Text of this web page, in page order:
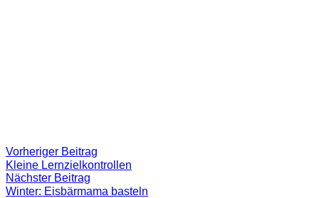
Beitragsnavigation
Vorheriger Beitrag
Beitrag:
Kleine Lernzielkontrollen
Nächster Beitrag
Beitrag
Winter: Eisbärmama basteln